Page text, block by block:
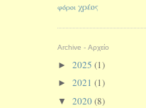
φόροι χρέος
Archive - Αρχείο
► 2025 (1)
► 2021 (1)
▼ 2020(8)